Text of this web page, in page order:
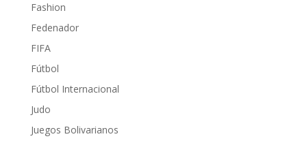
Fashion
Fedenador
FIFA
Fútbol
Fútbol Internacional
Judo
Juegos Bolivarianos